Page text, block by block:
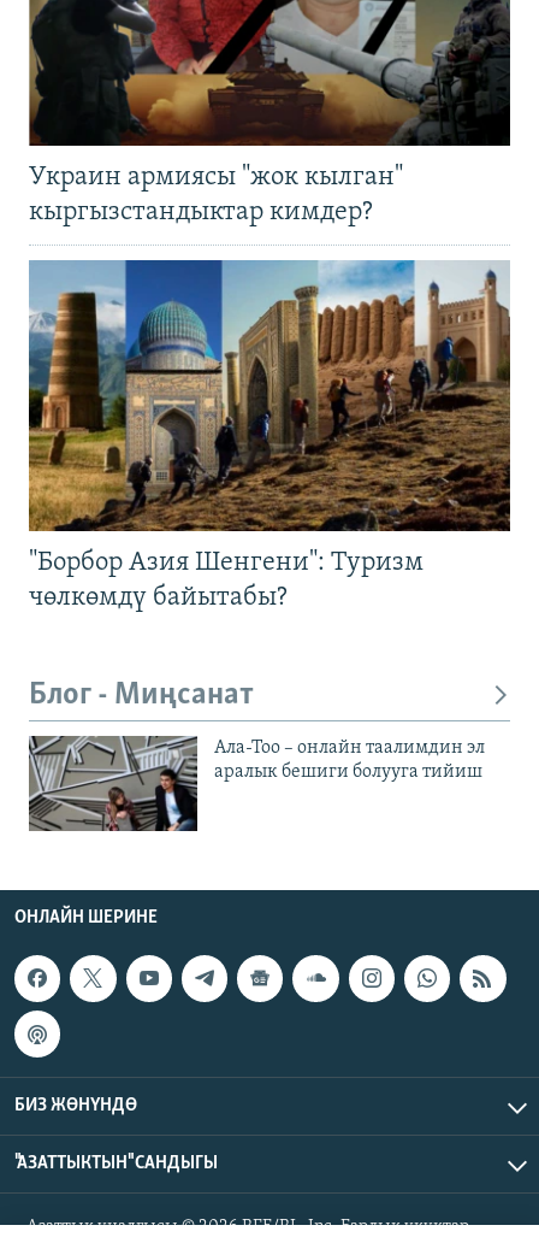
Украин армиясы "жок кылган"
кыргызстандыктар кимдер?
"Борбор Азия Шенгени": Туризм
чөлкөмдү байытабы?
Блог - Миңсанат
Ала-Тоо – онлайн таалимдин эл
аралык бешиги болууга тийиш
ОНЛАЙН ШЕРИНЕ
БИЗ ЖӨНҮНДӨ
"АЗАТТЫКТЫН" САНДЫГЫ
Азаттык үналгысы © 2026 RFE/RL, Inc. Бардык укуктар